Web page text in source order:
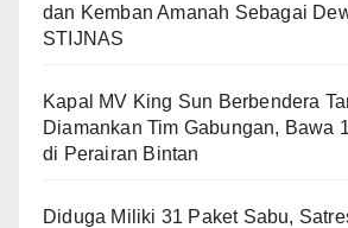
dan Kemban Amanah Sebagai
STIJNAS
Kapal MV King Sun Berbendera
Diamankan Tim Gabungan, Bawa
di Perairan Bintan
Diduga Miliki 31 Paket Sabu,